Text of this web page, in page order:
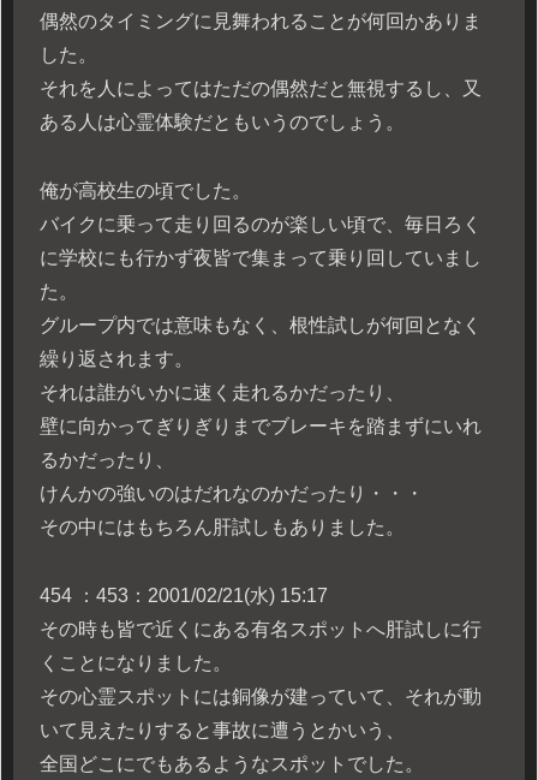
偶然のタイミングに見舞われることが何回かありま
した。
それを人によってはただの偶然だと無視するし、又
ある人は心霊体験だともいうのでしょう。
俺が高校生の頃でした。
バイクに乗って走り回るのが楽しい頃で、毎日ろく
に学校にも行かず夜皆で集まって乗り回していまし
た。
グループ内では意味もなく、根性試しが何回となく
繰り返されます。
それは誰がいかに速く走れるかだったり、
壁に向かってぎりぎりまでブレーキを踏まずにいれ
るかだったり、
けんかの強いのはだれなのかだったり・・・
その中にはもちろん肝試しもありました。
454 ：453：2001/02/21(水) 15:17
その時も皆で近くにある有名スポットへ肝試しに行
くことになりました。
その心霊スポットには銅像が建っていて、それが動
いて見えたりすると事故に遭うとかいう、
全国どこにでもあるようなスポットでした。